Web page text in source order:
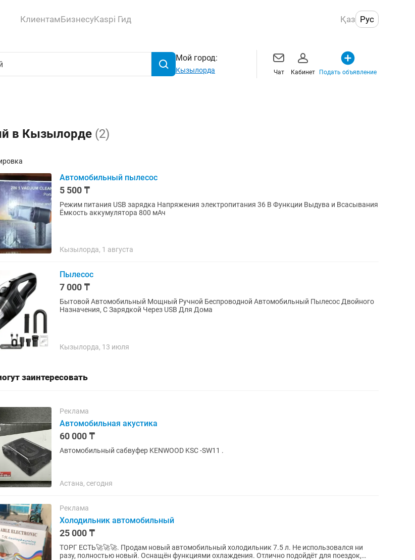
КлиентамБизнесуKaspi Гид Қаз Рус
Мой город:
Кызылорда Чат Кабинет Подать объявление
в Кызылорде (2)
Автомобильный пылесос
5 500 ₸
Режим питания USB зарядка Напряжения электропитания 36 В Функции Выдува и Всасывания
Ёмкость аккумулятора 800 мАч
Кызылорда, 1 августа
Пылесос
7 000 ₸
Бытовой Автомобильный Мощный Ручной Беспроводной Автомобильный Пылесос Двойного
Назначения, С Зарядкой Через USB Для Дома
Кызылорда, 13 июля
заинтересовать
Реклама
Автомобильная акустика
60 000 ₸
Автомобильный сабвуфер KENWOOD KSC -SW11 .
Астана, сегодня
Реклама
Холодильник автомобильный
25 000 ₸
ТОРГ ЕСТЬ🚀🚀🚀. Продам новый автомобильный холодильник 7.5 л. Не использовался ни
разу, полностью новый. Оснащён функциями охлаждения. Отлично подойдёт для поездок,